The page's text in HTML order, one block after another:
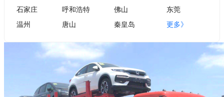
石家庄
呼和浩特 佛山
东莞
温州
唐山 秦皇岛 更多》